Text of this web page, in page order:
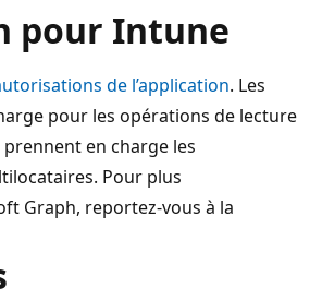
pour Intune
de l’application. Les
pour les opérations de lecture
prennent en charge les
Pour plus
Graph, reportez-vous à la